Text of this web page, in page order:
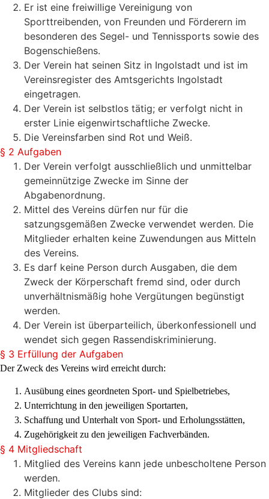
Er ist eine freiwillige Vereinigung von
Sporttreibenden, von Freunden und Förderern im
besonderen des Segel- und Tennissports sowie des
Bogenschießens.
Der Verein hat seinen Sitz in Ingolstadt und ist im
Vereinsregister des Amtsgerichts Ingolstadt
eingetragen.
Der Verein ist selbstlos tätig; er verfolgt nicht in
erster Linie eigenwirtschaftliche Zwecke.
Die Vereinsfarben sind Rot und Weiß.
§ 2 Aufgaben
Der Verein verfolgt ausschließlich und unmittelbar
gemeinnützige Zwecke im Sinne der
Abgabenordnung.
Mittel des Vereins dürfen nur für die
satzungsgemäßen Zwecke verwendet werden. Die
Mitglieder erhalten keine Zuwendungen aus Mitteln
des Vereins.
Es darf keine Person durch Ausgaben, die dem
Zweck der Körperschaft fremd sind, oder durch
unverhältnismäßig hohe Vergütungen begünstigt
werden.
Der Verein ist überparteilich, überkonfessionell und
wendet sich gegen Rassendiskriminierung.
§ 3 Erfüllung der Aufgaben
Der Zweck des Vereins wird erreicht durch:
Ausübung eines geordneten Sport- und Spielbetriebes,
Unterrichtung in den jeweiligen Sportarten,
Schaffung und Unterhalt von Sport- und Erholungsstätten,
Zugehörigkeit zu den jeweiligen Fachverbänden.
§ 4 Mitgliedschaft
Mitglied des Vereins kann jede unbescholtene Person
werden.
Mitglieder des Clubs sind: